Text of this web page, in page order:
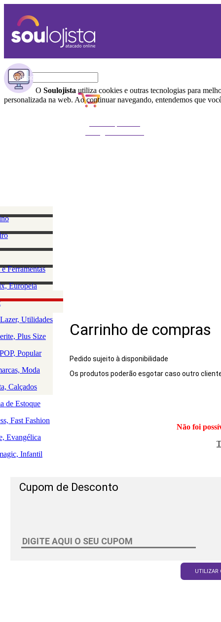
O Soulojista utiliza cookies e outras tecnologias para
personalizada na web. Ao continuar navegando, entendemos que
Acessórios
Masculino
e
Ferramentas
da Casa
Saúde
Europeia
Lingerie
Utilidades
Plus Size
Popular
Moda
Calçados
de Estoque
Fast Fashion
Evangélica
Infantil
Carrinho de compras
Pedido sujeito à disponibilidade
Os produtos poderão esgotar caso outro
Produto
Não foi
Cupom de Desconto
UTILIZAR